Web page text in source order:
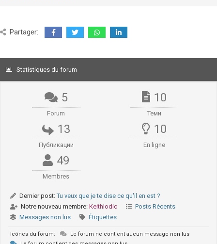
Partager:
Statistiques du forum
5
Forum
10
Теми
13
Публикации
10
En ligne
49
Membres
Dernier post:Tu veux que je te dise ce qu'il en est ?
Notre nouveau membre: KeithIodic
Posts Récents
Messages non lus
Étiquettes
Icônes du forum:
Le forum ne contient aucun message non lus